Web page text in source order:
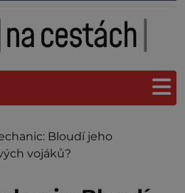
Bloudí jeho
vojáků?